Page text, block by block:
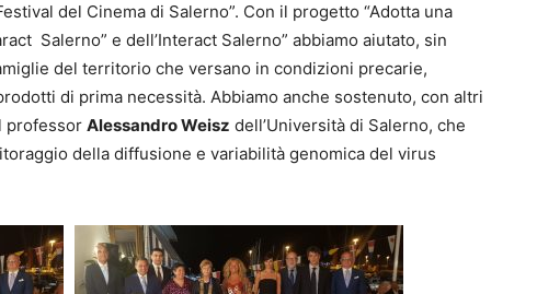
del Cinema di Salerno”. Con il progetto “Adotta una
Salerno” e dell’Interact Salerno” abbiamo aiutato, sin
del territorio che versano in condizioni precarie,
di prima necessità. Abbiamo anche sostenuto, con altri
professor Alessandro Weisz dell’Università di Salerno, che
della diffusione e variabilità genomica del virus